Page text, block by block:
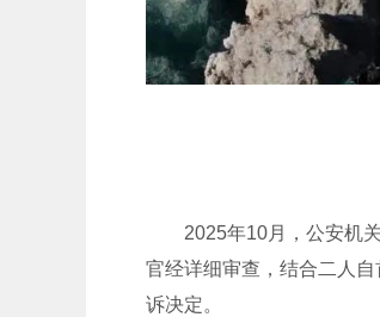
2025年10月，公安机
官经详细审查，结合二人
诉决定。